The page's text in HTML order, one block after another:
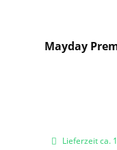
Mayday
Lieferzeit ca.